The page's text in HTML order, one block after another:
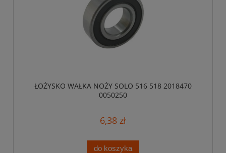
ŁOŻYSKO WAŁKA NOŻY SOLO 516 518 2018470
0050250
6,38 zł
do koszyka